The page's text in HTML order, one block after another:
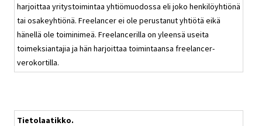
harjoittaa yritystoimintaa yhtiömuodossa eli joko henkilöyhtiönä
tai osakeyhtiönä. Freelancer ei ole perustanut yhtiötä eikä
hänellä ole toiminimeä. Freelancerilla on yleensä useita
toimeksiantajia ja hän harjoittaa toimintaansa freelancer-
verokortilla.
Tietolaatikko.